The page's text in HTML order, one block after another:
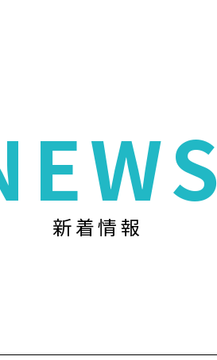
新着情報